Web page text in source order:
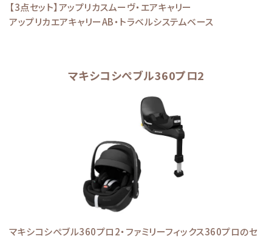
【3点セット】アップリカスムーヴ・エアキャリー
アップリカエアキャリーAB・トラベルシステムベース
マキシコシぺブル360プロ2
マキシコシぺブル360プロ2・ファミリーフィックス360プロのセ